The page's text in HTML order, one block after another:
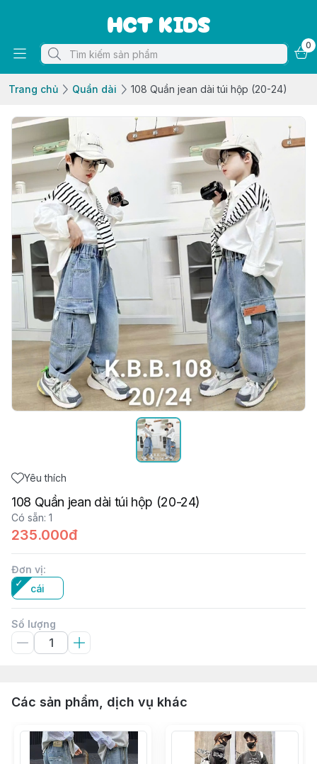
HCT KIDS
0
Trang chủ Quần dài 108 Quần jean dài túi hộp (20-24)
Yêu thích
108 Quần jean dài túi hộp (20-24)
Có sẵn: 1
235.000đ
Đơn vị:
cái
Số lượng
Các sản phẩm, dịch vụ khác